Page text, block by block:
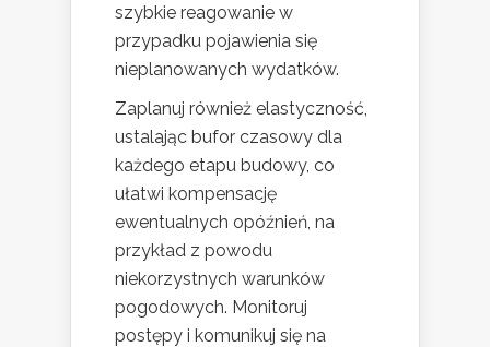
szybkie reagowanie w
przypadku pojawienia się
nieplanowanych wydatków.
Zaplanuj również elastyczność,
ustalając bufor czasowy dla
każdego etapu budowy, co
ułatwi kompensację
ewentualnych opóźnień, na
przykład z powodu
niekorzystnych warunków
pogodowych. Monitoruj
postępy i komunikuj się na